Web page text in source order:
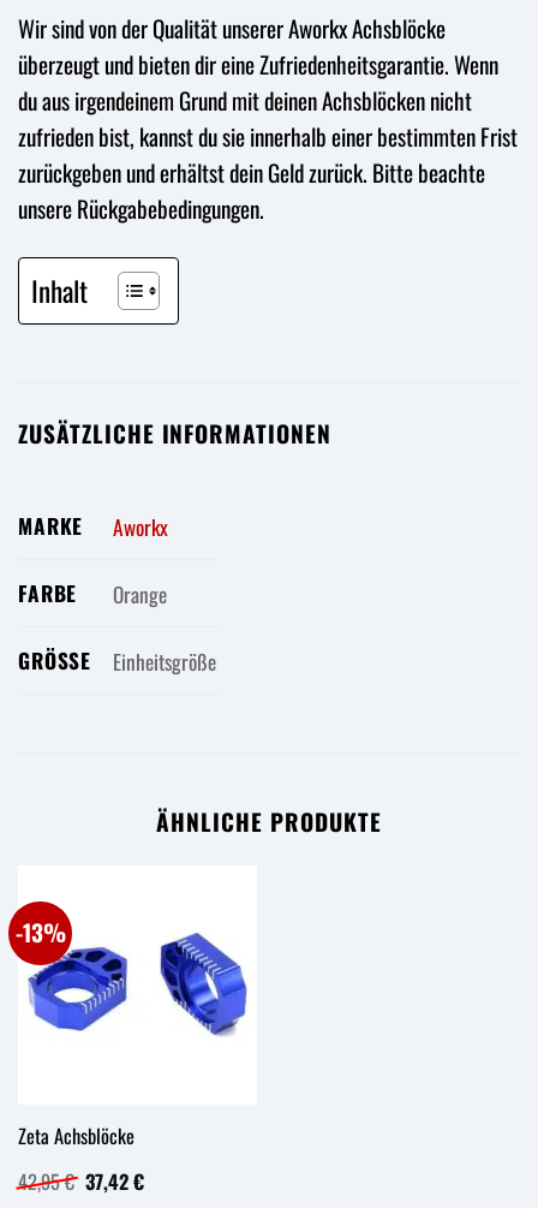
Wir sind von der Qualität unserer Aworkx Achsblöcke
überzeugt und bieten dir eine Zufriedenheitsgarantie. Wenn
du aus irgendeinem Grund mit deinen Achsblöcken nicht
zufrieden bist, kannst du sie innerhalb einer bestimmten Frist
zurückgeben und erhältst dein Geld zurück. Bitte beachte
unsere Rückgabebedingungen.
Inhalt
ZUSÄTZLICHE INFORMATIONEN
MARKE Aworkx
FARBE Orange
GRÖSSE Einheitsgröße
ÄHNLICHE PRODUKTE
-13%
Zeta Achsblöcke
42,95€ Ursprünglicher
Preis
37,42€Aktueller
Preis